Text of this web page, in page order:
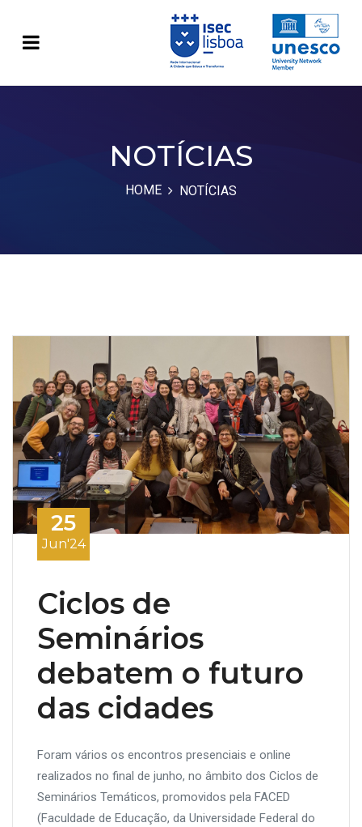
NOTÍCIAS
HOME NOTÍCIAS
25
Jun'24
Ciclos de
Seminários
debatem o futuro
das cidades
Foram vários os encontros presenciais e online
realizados no final de junho, no âmbito dos Ciclos de
Seminários Temáticos, promovidos pela FACED
(Faculdade de Educação, da Universidade Federal do